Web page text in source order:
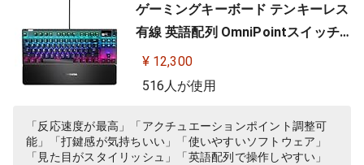
ゲーミングキーボード テンキーレス
有線 英語配列 OmniPointスイッチ
有機ELディスプレイ搭載 Apex Pro
TKL US 64734 ブラック
¥ 12,300
516人が使用
「反応速度が最高」「アクチュエーションポイント調整可
能」「打鍵感が気持ちいい」「使いやすいソフトウェア」
「見た目がスタイリッシュ」「英語配列で操作しやすい」